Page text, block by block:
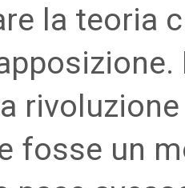
la teoria
fosse un